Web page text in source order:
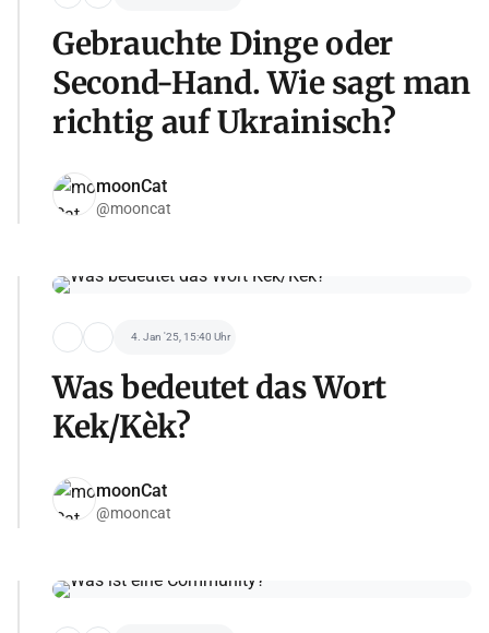
Gebrauchte Dinge oder
Second-Hand. Wie sagt man
richtig auf Ukrainisch?
moonCat
@mooncat
4. Jan '25, 15:40 Uhr
Was bedeutet das Wort
Kek/Kèk?
moonCat
@mooncat